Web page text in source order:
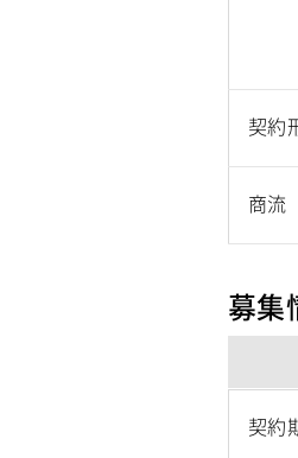
契約
商流
募集
契約